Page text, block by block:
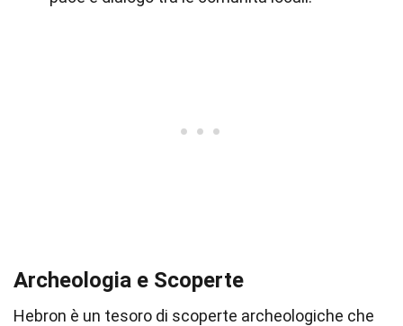
Archeologia e Scoperte
Hebron è un tesoro di scoperte archeologiche che